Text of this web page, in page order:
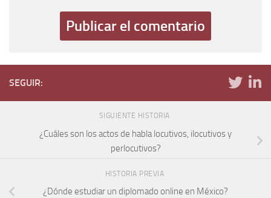
SEGUIR:
SIGUIENTE HISTORIA
¿Cuáles son los actos de habla locutivos, ilocutivos y
perlocutivos?
HISTORIA PREVIA
¿Dónde estudiar un diplomado online en México?